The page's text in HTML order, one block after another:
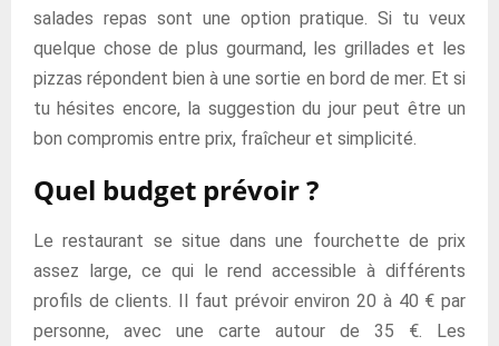
salades repas sont une option pratique. Si tu veux
quelque chose de plus gourmand, les grillades et les
pizzas répondent bien à une sortie en bord de mer. Et si
tu hésites encore, la suggestion du jour peut être un
bon compromis entre prix, fraîcheur et simplicité.
Quel budget prévoir ?
Le restaurant se situe dans une fourchette de prix
assez large, ce qui le rend accessible à différents
profils de clients. Il faut prévoir environ 20 à 40 € par
personne, avec une carte autour de 35 €. Les